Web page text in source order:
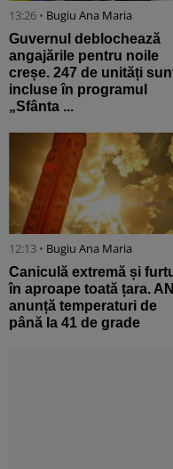
13:26 • Bugiu ⁠Ana Maria
Guvernul deblochează
angajările pentru noile
creșe. 247 de unități
incluse în programul
„Sfânta ...
12:13 • Bugiu ⁠Ana Maria
Caniculă extremă și
în aproape toată țara.
anunță temperaturi de
până la 41 de grade